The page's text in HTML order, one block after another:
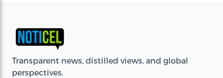
Transparent news, distilled views, and global
perspectives.